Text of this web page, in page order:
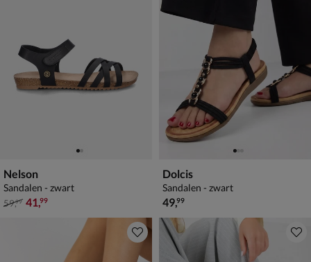
Nelson
Sandalen - zwart
van € 59,99 voor € 41,99
59,99 41,99
Dolcis
Sandalen - zwart
€ 49,99
49,99